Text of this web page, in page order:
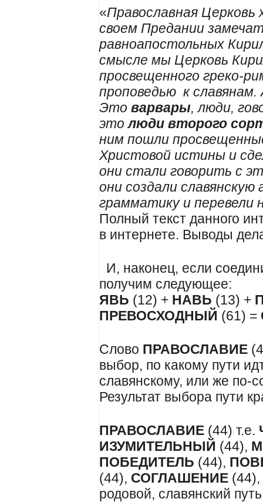
«Православная Церковь
своем Предании
равноапостольных
смысле мы Церковь
просвещенного греко-
проповедью к
Этоварвары, люди,
этолюди второго
ним пошли
Христовой истины и
они стали говорить с
они создали славянскую
грамматику и перевели
Полный текст данного
в интернете. Выводы
И, наконец, если
получим следующее:
ЯВЬ (12) + НАВЬ (13) +
ПРЕВОСХОДНЫЙ (61) =
Слово ПРАВОСЛАВИЕ
выбор, по какому пути
славянскому, или же по-
Результат выбора пути
ПРАВОСЛАВИЕ (44) т.е.
ИЗУМИТЕЛЬНЫЙ (44),
ПОБЕДИТЕЛЬ (44),
(44), СОГЛАШЕНИЕ
родовой, славянский